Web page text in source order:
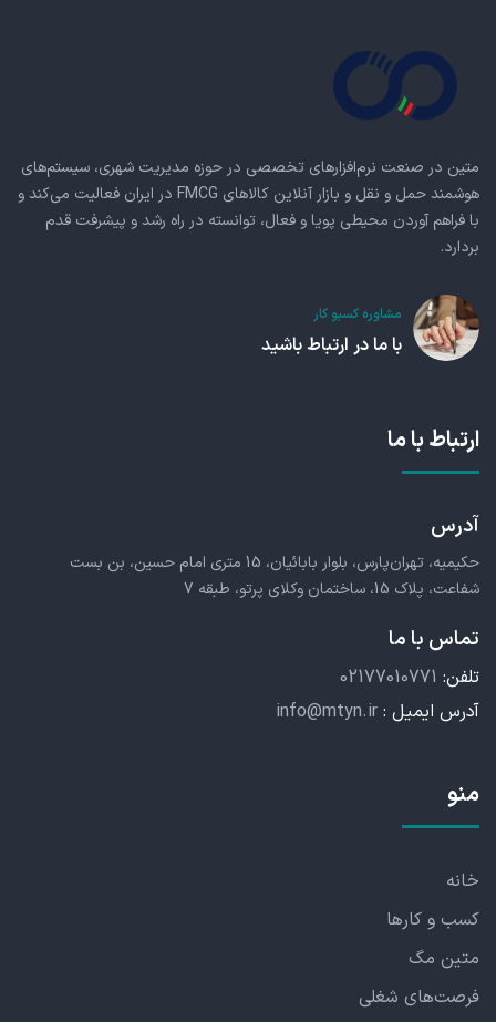
متین در صنعت نرم‌افزارهای تخصصی در حوزه مدیریت شهری، سیستم‌های
هوشمند حمل و نقل و بازار آنلاین کالاهای FMCG در ایران فعالیت می‌کند و
با فراهم آوردن محیطی پویا و فعال، توانسته در راه رشد و پیشرفت قدم
بردارد.
مشاوره کسبو کار
با ما در ارتباط باشید
ارتباط با ما
آدرس
حکیمیه، تهران‌پارس، بلوار بابائیان، 15 متری امام حسین، بن بست
شفاعت، پلاک 15، ساختمان وکلای پرتو، طبقه 7
تماس با ما
تلفن: 02177010771
آدرس ایمیل : info@mtyn.ir
منو
خانه
کسب و کارها
متین مگ
فرصت‌های شغلی